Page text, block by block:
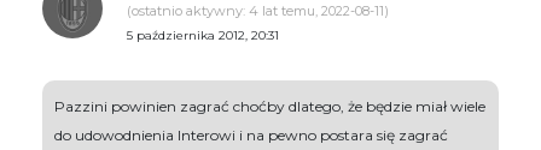
(ostatnio aktywny: 4 lat temu, 2022-08-11)
5 października 2012, 20:31
Pazzini powinien zagrać choćby dlatego, że będzie miał wiele
do udowodnienia Interowi i na pewno postara się zagrać